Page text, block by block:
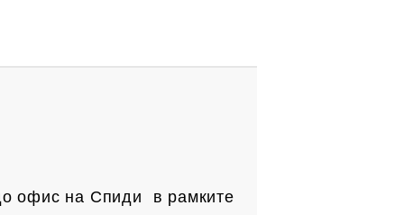
офис на Спиди в рамките